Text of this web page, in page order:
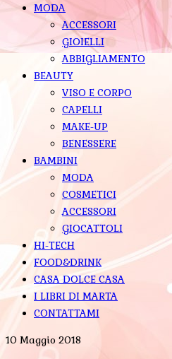
MODA
ACCESSORI
GIOIELLI
ABBIGLIAMENTO
BEAUTY
VISO E CORPO
CAPELLI
MAKE-UP
BENESSERE
BAMBINI
MODA
COSMETICI
ACCESSORI
GIOCATTOLI
HI-TECH
FOOD&DRINK
CASA DOLCE CASA
I LIBRI DI MARTA
CONTATTAMI
10 Maggio 2018